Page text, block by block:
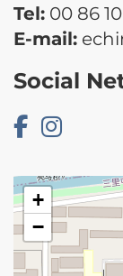
Tel: 00 86
E-mail:
Social
+
−